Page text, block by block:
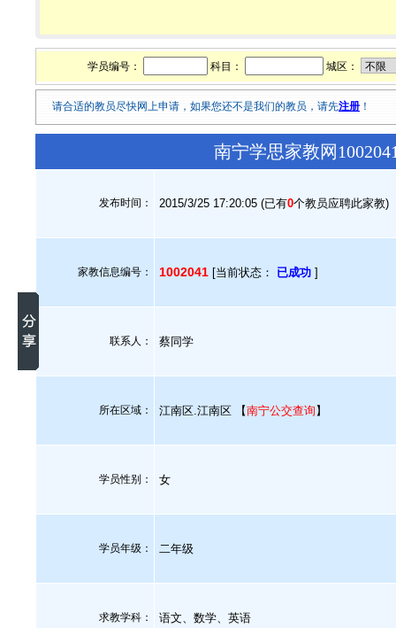
学员编号： 科目： 城区：
请合适的教员尽快网上申请，如果您还不是我们的教员，请先注册 ！
南宁学思家教网
发布时间： 2015/3/25 17:20:05 (已有0个教员应聘此家教)
家教信息编号： 1002041 [当前状态： 已成功 ]
联系人： 蔡同学
所在区域： 江南区.江南区 【南宁公交查询 】
学员性别： 女
学员年级： 二年级
求教学科： 语文、数学、英语